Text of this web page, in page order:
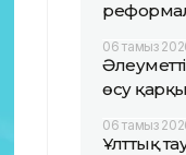
06 тамыз
өсу
06 тамыз
Ұлттық